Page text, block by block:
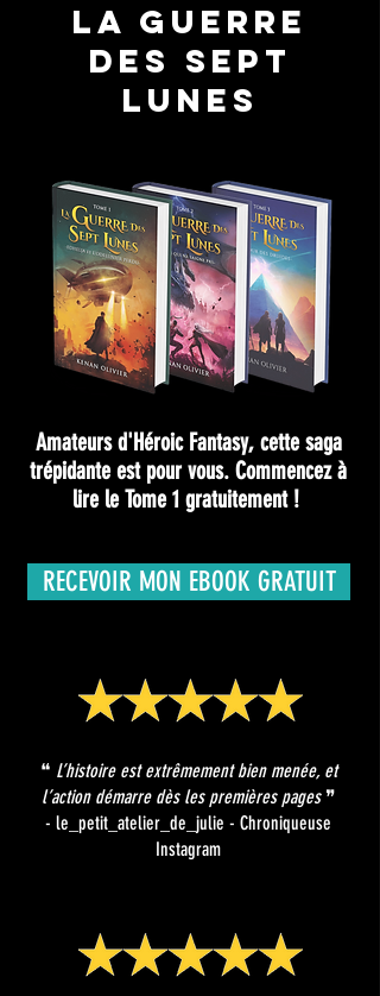
La Guerre
des sept
Lunes
Amateurs d'Héroic Fantasy, cette saga
trépidante est pour vous. Commencez à
lire le Tome 1 gratuitement !
RECEVOIR MON EBOOK GRATUIT
❝ L’histoire est extrêmement bien menée, et
l’action démarre dès les premières pages ❞
- le_petit_atelier_de_julie - Chroniqueuse
Instagram